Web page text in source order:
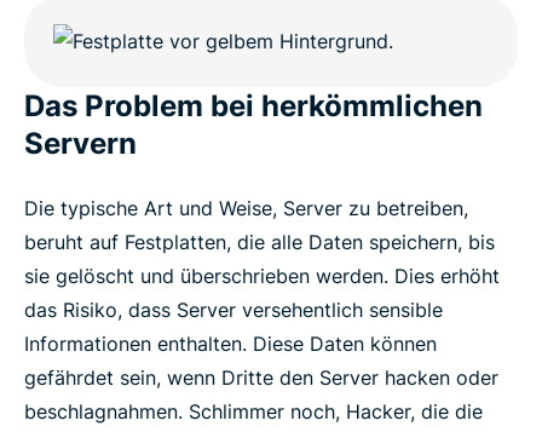
Das Problem bei herkömmlichen
Servern
Die typische Art und Weise, Server zu betreiben,
beruht auf Festplatten, die alle Daten speichern, bis
sie gelöscht und überschrieben werden. Dies erhöht
das Risiko, dass Server versehentlich sensible
Informationen enthalten. Diese Daten können
gefährdet sein, wenn Dritte den Server hacken oder
beschlagnahmen. Schlimmer noch, Hacker, die die